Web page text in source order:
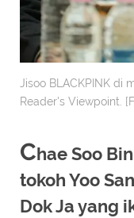
Jisoo BLACKPINK di
Reader's Viewpoint.
Chae Soo
tokoh Yoo
Dok Ja yang